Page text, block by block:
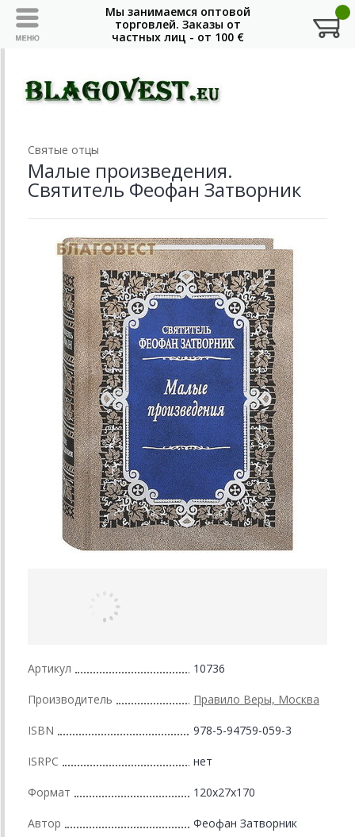
Святые отцы
Малые произведения.
Святитель Феофан Затворник
Артикул 10736
Производитель Правило Веры, Москва
ISBN 978-5-94759-059-3
ISRPC нет
Формат 120x27x170
Автор Феофан Затворник